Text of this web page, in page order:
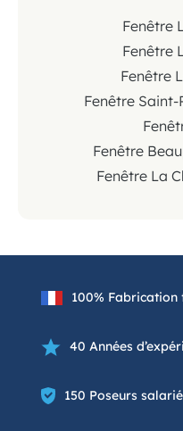
Fenêtre
Fenêtre
Fenêtre
Fenêtre
Fenêtre
Fenêtre La
100% Fabrication
40 Années
150 Poseurs